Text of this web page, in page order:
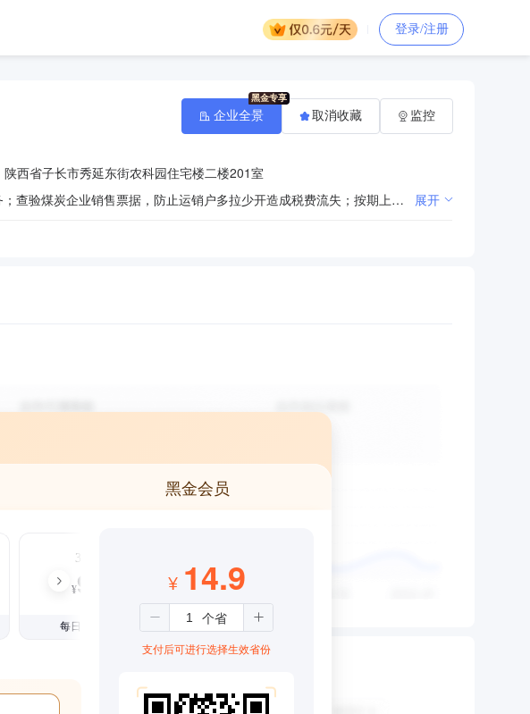
登录/注册
陕西省子长市秀延东街农科园住宅楼二楼201室
对本市生产销售的煤炭产品进行配套管理，为运销户和本市煤炭企业提供计量服务；查验煤炭企业销售票据，防止运销户多拉少开造成税费流失；按期上报。 展开
企业全景 取消收藏 监控
黑金会员
3个月
¥99
每日仅1.08元
¥ 14.9
支付后可进行选择生效省份